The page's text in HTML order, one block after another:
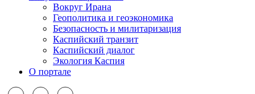
Вокруг Ирана
Геополитика и геоэкономика
Безопасность и милитаризация
Каспийский транзит
Каспийский диалог
Экология Каспия
О портале